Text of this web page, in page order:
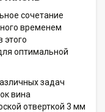
сочетание
временем
этого
оптимальной
задач
вина
отверткой 3 мм